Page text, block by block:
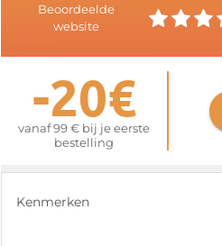
Beoordeelde
website
-20€
vanaf 99 € bij je eerste
bestelling
Kenmerken